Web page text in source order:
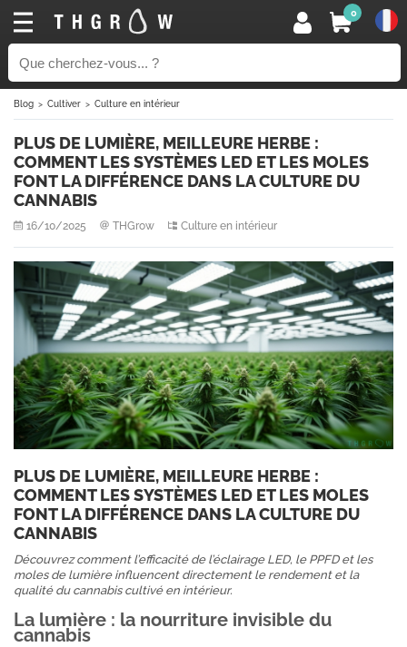
0
Blog Cultiver Culture en intérieur
PLUS DE LUMIÈRE, MEILLEURE HERBE :
COMMENT LES SYSTÈMES LED ET LES MOLES
FONT LA DIFFÉRENCE DANS LA CULTURE DU
CANNABIS
16/10/2025 THGrow Culture en intérieur
PLUS DE LUMIÈRE, MEILLEURE HERBE :
COMMENT LES SYSTÈMES LED ET LES MOLES
FONT LA DIFFÉRENCE DANS LA CULTURE DU
CANNABIS
Découvrez comment l’efficacité de l’éclairage LED, le PPFD et les
moles de lumière influencent directement le rendement et la
qualité du cannabis cultivé en intérieur.
La lumière : la nourriture invisible du
cannabis